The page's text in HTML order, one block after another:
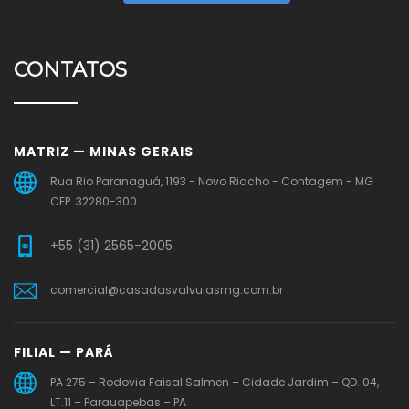
CONTATOS
MATRIZ — MINAS GERAIS
Rua Rio Paranaguá, 1193 - Novo Riacho - Contagem - MG
CEP. 32280-300
+55 (31) 2565-2005
comercial@casadasvalvulasmg.com.br
FILIAL — PARÁ
PA 275 – Rodovia Faisal Salmen – Cidade Jardim – QD. 04,
LT.11 – Parauapebas – PA